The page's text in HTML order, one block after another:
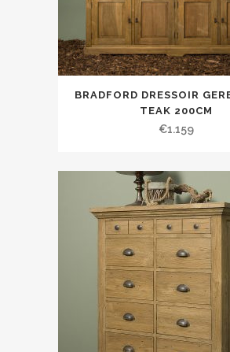
BRADFORD DRESSOIR
TEAK 200CM
€1.159